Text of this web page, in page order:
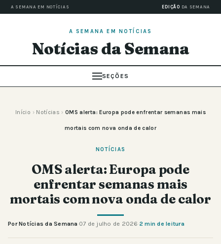
A SEMANA EM NOTÍCIAS EDIÇÃO DA SEMANA
A SEMANA EM NOTÍCIAS
Notícias da Semana
SEÇÕES
Início › Notícias › OMS alerta: Europa pode enfrentar semanas mais
mortais com nova onda de calor
NOTÍCIAS
OMS alerta: Europa pode
enfrentar semanas mais
mortais com nova onda de calor
Por Notícias da Semana·07 de julho de 2026·2 min de leitura